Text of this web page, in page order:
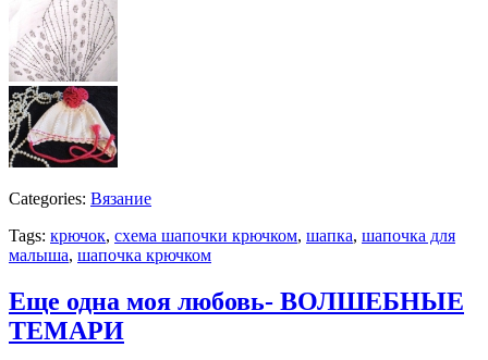
Categories: Вязание
Tags: крючок, схема шапочки крючком, шапка, шапочка для
малыша, шапочка крючком
Еще одна моя любовь- ВОЛШЕБНЫЕ
ТЕМАРИ